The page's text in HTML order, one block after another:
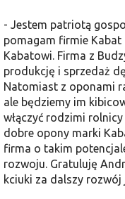
- Jestem patriotą
pomagam firmie
Kabatowi. Firma z
produkcję i sprzedaż
Natomiast z oponami
ale będziemy im
włączyć rodzimi
dobre opony marki
firma o takim
rozwoju. Gratuluję
kciuki za dalszy rozwój